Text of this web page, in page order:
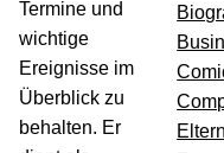
Presse
Datenschutz
Impressum
Termine und
wichtige
Ereignisse im
Überblick zu
behalten. Er